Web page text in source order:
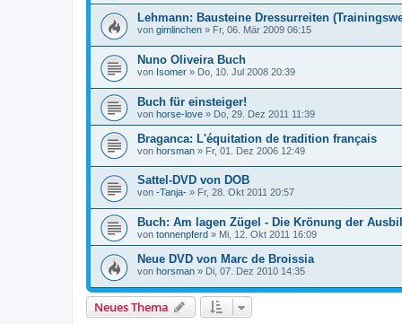
Lehmann: Bausteine Dressurreiten
von gimlinchen » Fr, 06. Mär 2009 06:15
Nuno Oliveira Buch
von Isomer » Do, 10. Jul 2008 20:39
Buch für einsteiger!
von horse-love » Do, 29. Dez 2011 11:39
Braganca: L'équitation de tradition français
von horsman » Fr, 01. Dez 2006 12:49
Sattel-DVD von DOB
von -Tanja- » Fr, 28. Okt 2011 20:57
Buch: Am lagen Zügel - Die Krönung der
von tonnenpferd » Mi, 12. Okt 2011 16:09
Neue DVD von Marc de Broissia
von horsman » Di, 07. Dez 2010 14:35
Neues Thema